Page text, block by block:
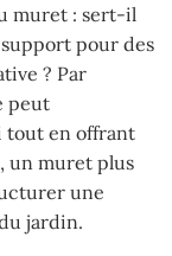
muret : sert-il
pour des
? Par
peut
tout en offrant
un muret plus
une
jardin.